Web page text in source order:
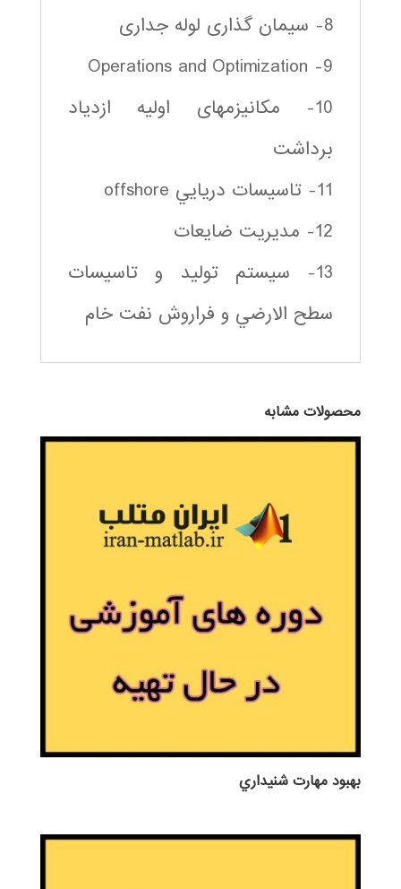
8- سیمان گذاری لوله جداری
9- Operations and Optimization
10- مکانیزمهای اولیه ازدیاد
برداشت
11- تاسيسات دريايي offshore
12- مديريت ضايعات
13- سيستم توليد و تاسيسات
سطح الارضي و فراروش نفت خام
محصولات مشابه
بهبود مهارت شنيداري